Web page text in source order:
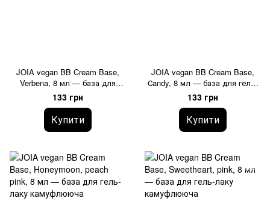
JOIA vegan BB Cream Base,
Verbena, 8 мл — база для
гель-лаку камуфлююча
133 грн
Купити
JOIA vegan BB Cream Base,
Сandy, 8 мл — база для гель-
лаку камуфлююча
133 грн
Купити